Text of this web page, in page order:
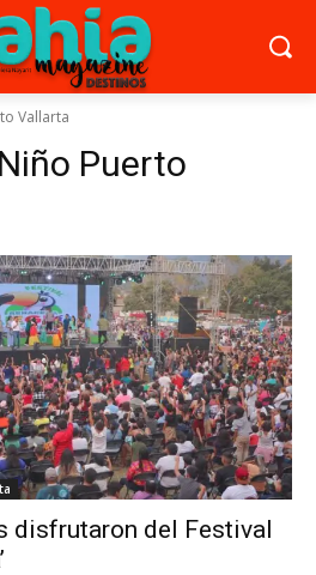
Vallarta
Puerto
disfrutaron del Festival